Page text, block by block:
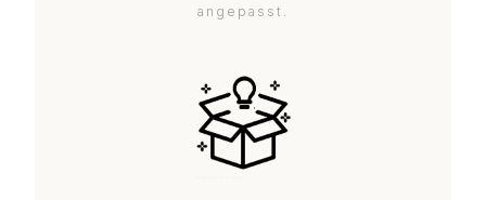
angepasst.